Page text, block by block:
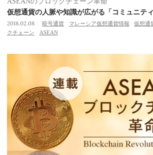
仮想通貨の人脈や知識が広がる「コミュニティ
2018.02.08 暗号通貨 マレーシア仮想通貨情報 仮想通
クチェーン
ASEAN